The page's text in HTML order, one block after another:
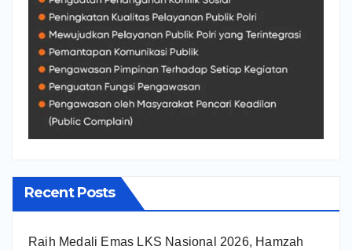
Recent Posts
Raih Medali Emas LKS Nasional 2026, Hamzah